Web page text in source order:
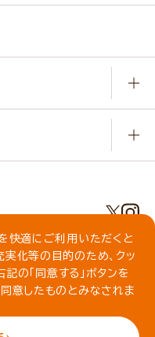
針
情報
快適にご利用いただくと
実化等の目的のため、クッ
の「同意する」ボタンを
意したものとみなされま